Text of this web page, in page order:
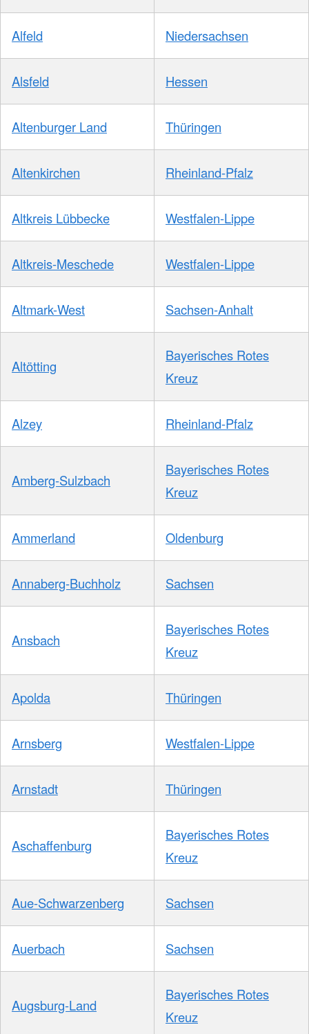
Alfeld Niedersachsen
Alsfeld Hessen
Altenburger Land Thüringen
Altenkirchen Rheinland-Pfalz
Altkreis Lübbecke Westfalen-Lippe
Altkreis-Meschede Westfalen-Lippe
Altmark-West Sachsen-Anhalt
Altötting
Bayerisches Rotes
Kreuz
Alzey Rheinland-Pfalz
Amberg-Sulzbach
Bayerisches Rotes
Kreuz
Ammerland Oldenburg
Annaberg-Buchholz Sachsen
Ansbach
Bayerisches Rotes
Kreuz
Apolda Thüringen
Arnsberg Westfalen-Lippe
Arnstadt Thüringen
Aschaffenburg
Bayerisches Rotes
Kreuz
Aue-Schwarzenberg Sachsen
Auerbach Sachsen
Augsburg-Land
Bayerisches Rotes
Kreuz